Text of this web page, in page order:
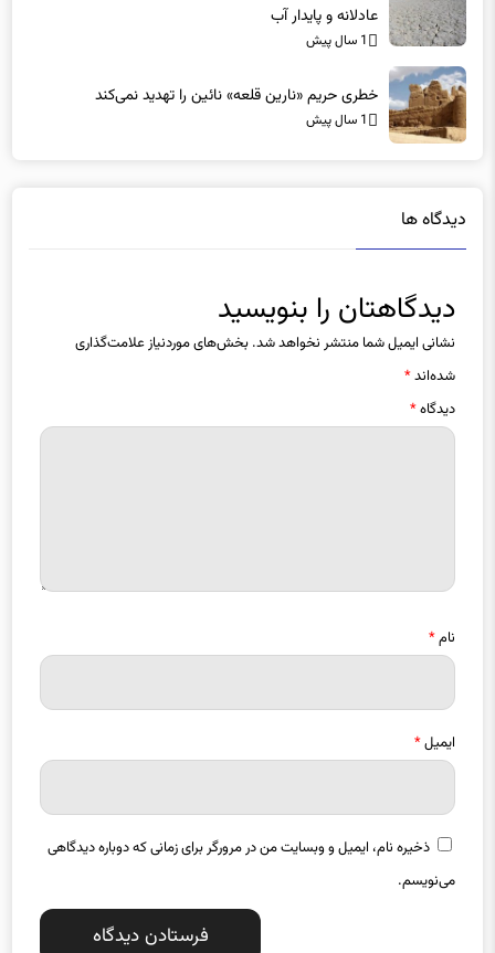
عادلانه و پایدار آب
1 سال پیش
خطری حریم «نارین قلعه‌» نائین را تهدید نمی‌کند
1 سال پیش
دیدگاه ها
دیدگاهتان را بنویسید
نشانی ایمیل شما منتشر نخواهد شد. بخش‌های موردنیاز علامت‌گذاری
شده‌اند*
دیدگاه*
نام*
ایمیل*
ذخیره نام، ایمیل و وبسایت من در مرورگر برای زمانی که دوباره دیدگاهی
می‌نویسم.